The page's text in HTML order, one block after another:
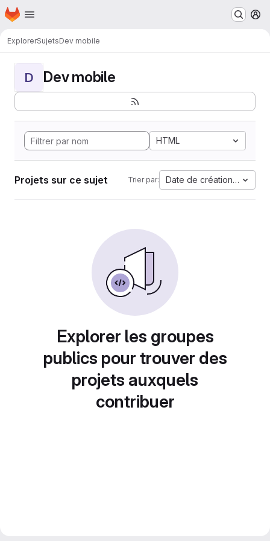
Passer au contenu principal
Page d'accueil
ExplorerSujetsDev mobile
D Dev mobile
HTML
Projets sur ce sujet Trier par: Date de création la plus
Explorer les groupes
publics pour trouver des
projets auxquels
contribuer